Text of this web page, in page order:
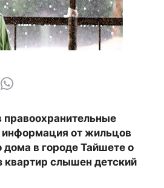
правоохранительные
информация от жильцов
дома в городе Тайшете о
квартир слышен детский